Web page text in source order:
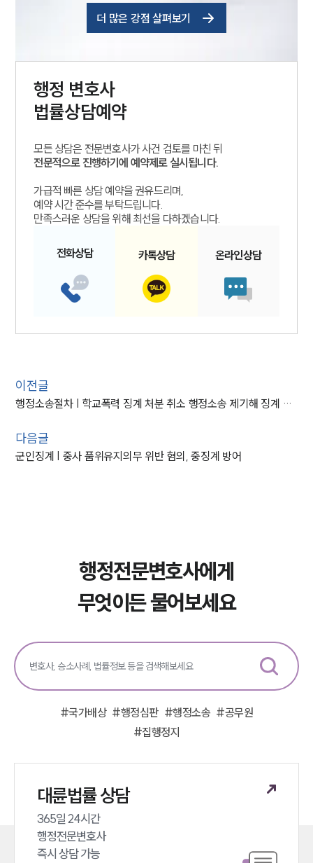
더 많은 강점 살펴보기
행정 변호사
법률상담예약
모든 상담은 전문변호사가 사건 검토를 마친 뒤
전문적으로 진행하기에 예약제로 실시됩니다.
가급적 빠른 상담 예약을 권유드리며,
예약 시간 준수를 부탁드립니다.
만족스러운 상담을 위해 최선을 다하겠습니다.
전화상담 카톡상담 온라인상담
이전글
행정소송절차 | 학교폭력 징계 처분 취소 행정소송 제기해 징계 취소 판결
다음글
군인징계 | 중사 품위유지의무 위반 혐의, 중징계 방어
행정전문변호사에게
무엇이든 물어보세요
#국가배상 #행정심판 #행정소송 #공무원
#집행정지
대륜법률 상담
365일 24시간
행정전문변호사
즉시 상담 가능